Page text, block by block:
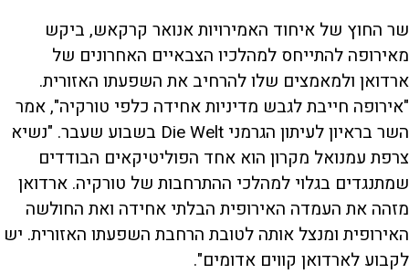
שר החוץ של איחוד האמירויות אנואר קרקאש, ביקש
מאירופה להתייחס למהלכיו הצבאיים האחרונים של
ארדואן ולמאמצים שלו להרחיב את השפעתו האזורית.
"אירופה חייבת לגבש מדיניות אחידה כלפי טורקיה", אמר
השר בראיון לעיתון הגרמני Die Welt בשבוע שעבר. "נשיא
צרפת עמנואל מקרון הוא אחד הפוליטיקאים הבודדים
שמתנגדים בגלוי למהלכי ההתרחבות של טורקיה. ארדואן
מזהה את העמדה האירופית הבלתי אחידה ואת החולשה
האירופית ומנצל אותה לטובת הרחבת השפעתו האזורית. יש
לקבוע לארדואן קווים אדומים".